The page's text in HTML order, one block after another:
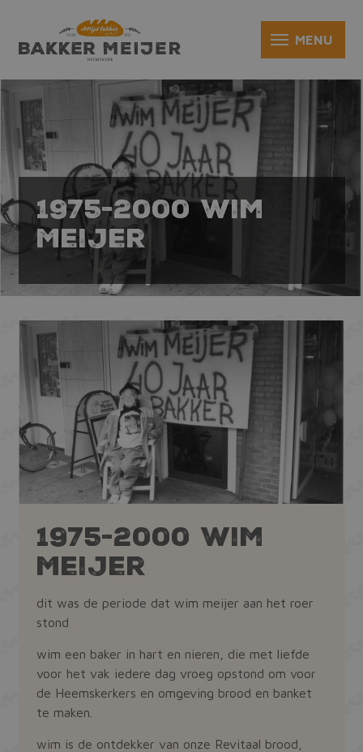
1975-2000 Wim
Meijer
1975-2000 Wim
Meijer
dit was de periode dat wim meijer aan het roer
stond
wim een baker in hart en nieren, die met liefde
voor het vak iedere dag vroeg opstond om voor
de Heemskerkers en omgeving brood en banket
te maken.
wim is de ontdekker van onze Revitaal brood,